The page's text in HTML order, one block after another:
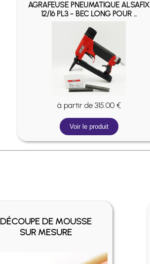
AGRAFEUSE PNEUMATIQUE ALSAFIX
12/16 PL3 - BEC LONG POUR ...
à partir de 315.00 €
Voir le produit
DÉCOUPE DE MOUSSE
SUR MESURE